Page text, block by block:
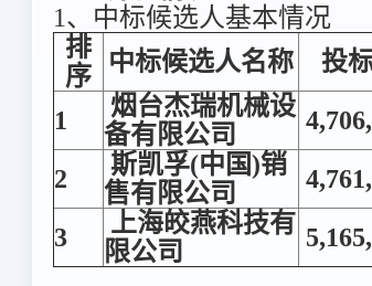
1、中标候选人基本情况
排
序
中标候选人名称 投
1
烟台杰瑞机械设
备有限公司
2
斯凯孚(中国)销
售有限公司
3
上海皎燕科技有
限公司